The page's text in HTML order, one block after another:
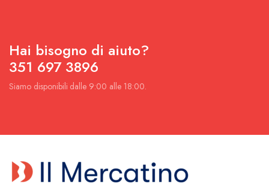
Hai bisogno di aiuto?
351 697 3896
Siamo disponibili dalle 9:00 alle 18:00.